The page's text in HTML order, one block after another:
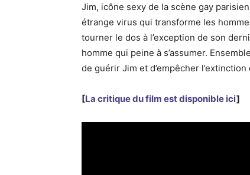
Jim, icône sexy de la scène gay
étrange virus qui transforme les
tourner le dos à l’exception de son
homme qui peine à s’assumer.
de guérir Jim et d’empêcher
[La critique du film est disponible ici]